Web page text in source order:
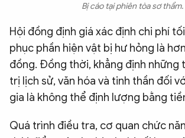
Bị cáo tại phiên tòa sơ thẩm.
Hội đồng định giá xác định chi phí
phục phần hiện vật bị hư hỏng là
đồng. Đồng thời, khẳng định những
trị lịch sử, văn hóa và tinh thần đối
gia là không thể định lượng bằng
Quá trình điều tra, cơ quan chức